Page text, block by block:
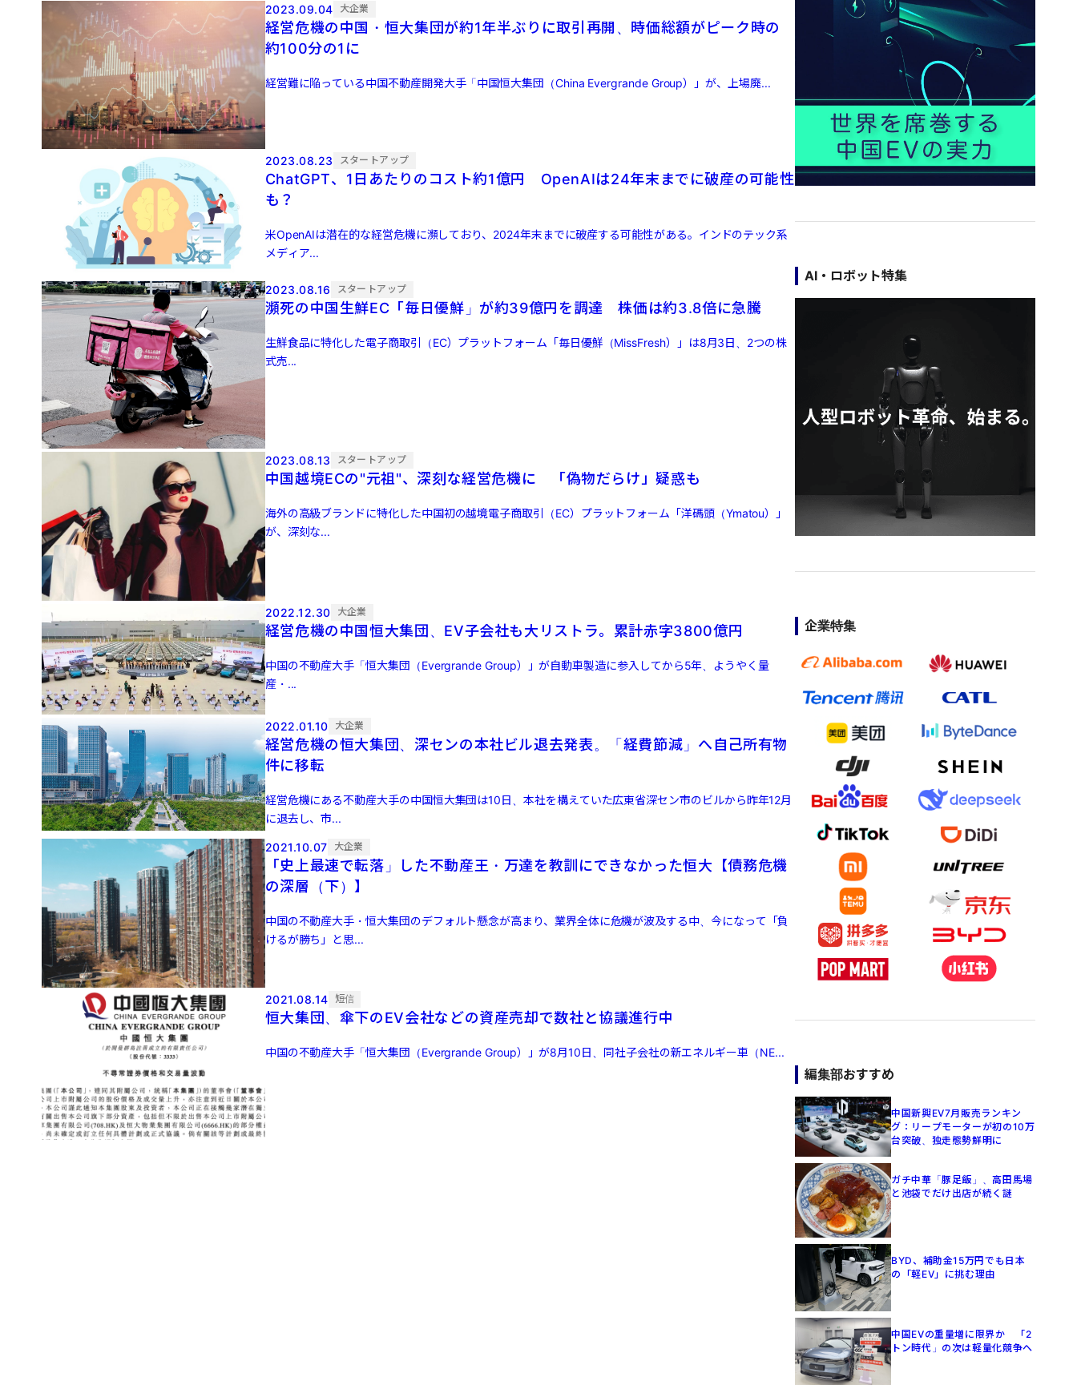
2023.09.04 大企業
経営危機の中国・恒大集団が約1年半ぶりに取引再開、時価総額がピーク時の
約100分の1に
経営難に陥っている中国不動産開発大手「中国恒大集団（China Evergrande Group）」が、上場廃...
2023.08.23 スタートアップ
ChatGPT、1日あたりのコスト約1億円 OpenAIは24年末までに破産の可能性
も？
米OpenAIは潜在的な経営危機に瀕しており、2024年末までに破産する可能性がある。インドのテック系
メディア...
2023.08.16 スタートアップ
瀕死の中国生鮮EC「毎日優鮮」が約39億円を調達 株価は約3.8倍に急騰
生鮮食品に特化した電子商取引（EC）プラットフォーム「毎日優鮮（MissFresh）」は8月3日、2つの株
式売...
2023.08.13 スタートアップ
中国越境ECの"元祖"、深刻な経営危機に 「偽物だらけ」疑惑も
海外の高級ブランドに特化した中国初の越境電子商取引（EC）プラットフォーム「洋碼頭（Ymatou）」
が、深刻な...
2022.12.30 大企業
経営危機の中国恒大集団、EV子会社も大リストラ。累計赤字3800億円
中国の不動産大手「恒大集団（Evergrande Group）」が自動車製造に参入してから5年、ようやく量
産・...
2022.01.10 大企業
経営危機の恒大集団、深センの本社ビル退去発表。「経費節減」へ自己所有物
件に移転
経営危機にある不動産大手の中国恒大集団は10日、本社を構えていた広東省深セン市のビルから昨年12月
に退去し、市...
2021.10.07 大企業
「史上最速で転落」した不動産王・万達を教訓にできなかった恒大【債務危機
の深層（下）】
中国の不動産大手・恒大集団のデフォルト懸念が高まり、業界全体に危機が波及する中、今になって「負
けるが勝ち」と思...
2021.08.14 短信
恒大集団、傘下のEV会社などの資産売却で数社と協議進行中
中国の不動産大手「恒大集団（Evergrande Group）」が8月10日、同社子会社の新エネルギー車（NE...
AI・ロボット特集
企業特集
編集部おすすめ
中国新興EV7月販売ランキン
グ：リープモーターが初の10万
台突破、独走態勢鮮明に
ガチ中華「豚足飯」、高田馬場
と池袋でだけ出店が続く謎
BYD、補助金15万円でも日本
の「軽EV」に挑む理由
中国EVの重量増に限界か 「2
トン時代」の次は軽量化競争へ